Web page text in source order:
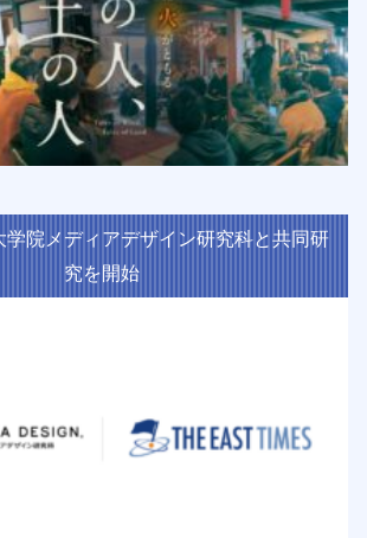
学院メディアデザイン研究科と共同研
究を開始